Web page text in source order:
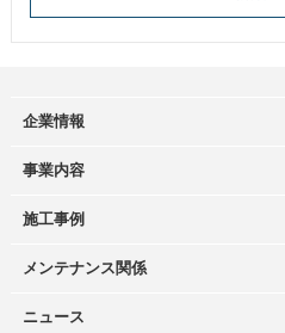
企業情報
事業内容
施工事例
メンテナンス関係
ニュース